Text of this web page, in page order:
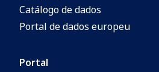
Catálogo de dados
Portal de dados europeu
Portal